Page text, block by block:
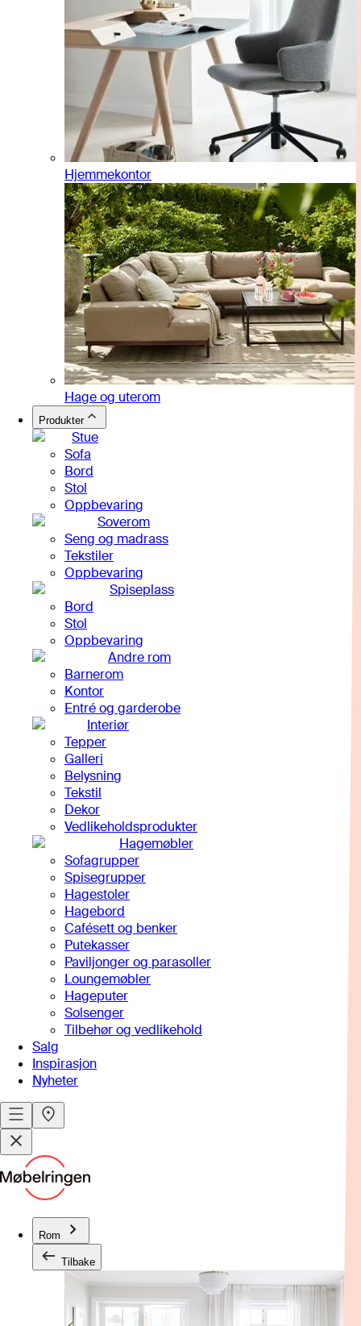
Hjemmekontor
Hage og uterom
Produkter
Stue
Sofa
Bord
Stol
Oppbevaring
Soverom
Seng og madrass
Tekstiler
Oppbevaring
Spiseplass
Bord
Stol
Oppbevaring
Andre rom
Barnerom
Kontor
Entré og garderobe
Interiør
Tepper
Galleri
Belysning
Tekstil
Dekor
Vedlikeholdsprodukter
Hagemøbler
Sofagrupper
Spisegrupper
Hagestoler
Hagebord
Cafésett og benker
Putekasser
Paviljonger og parasoller
Loungemøbler
Hageputer
Solsenger
Tilbehør og vedlikehold
Salg
Inspirasjon
Nyheter
Rom
Tilbake